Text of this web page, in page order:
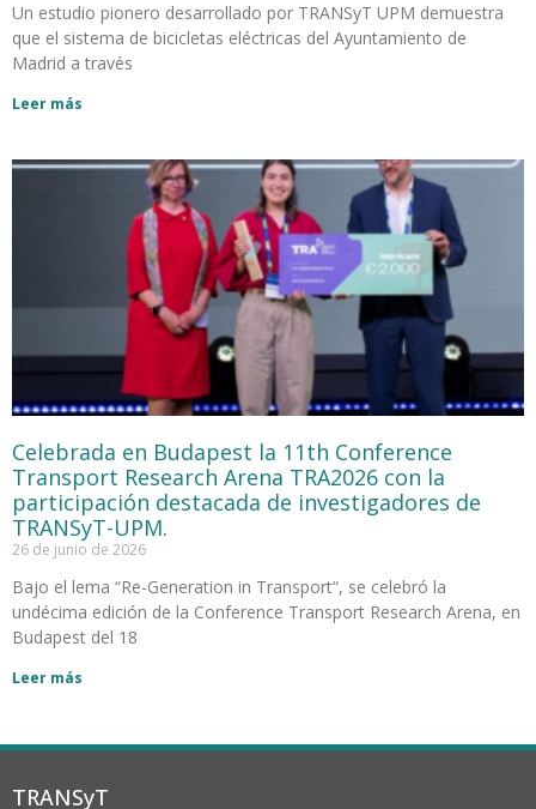
Un estudio pionero desarrollado por TRANSyT UPM demuestra
que el sistema de bicicletas eléctricas del Ayuntamiento de
Madrid a través
Leer más
Celebrada en Budapest la 11th Conference
Transport Research Arena TRA2026 con la
participación destacada de investigadores de
TRANSyT-UPM.
26 de junio de 2026
Bajo el lema “Re-Generation in Transport“, se celebró la
undécima edición de la Conference Transport Research Arena, en
Budapest del 18
Leer más
TRANSyT